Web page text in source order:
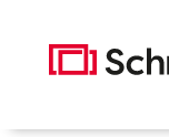
Homepage